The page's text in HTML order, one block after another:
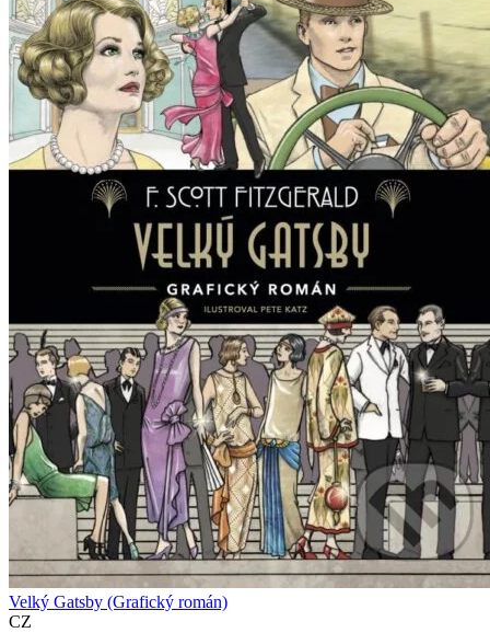
Velký Gatsby (Grafický román)
CZ